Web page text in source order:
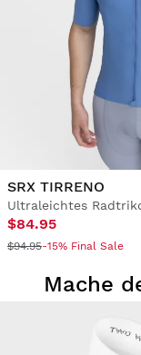
SRX TIRRENO
Ultraleichtes
$84.95
$94.95-15% Final Sale
Mache